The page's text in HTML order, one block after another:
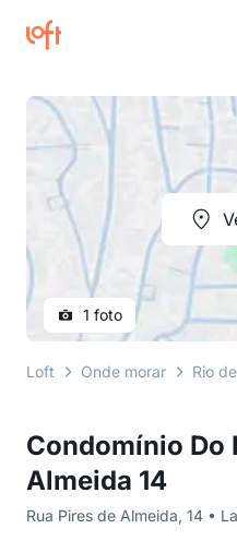
Condomínio Do
Almeida 14
Rua Pires de Almeida, 14 •
1 foto
Loft Onde morar Rio